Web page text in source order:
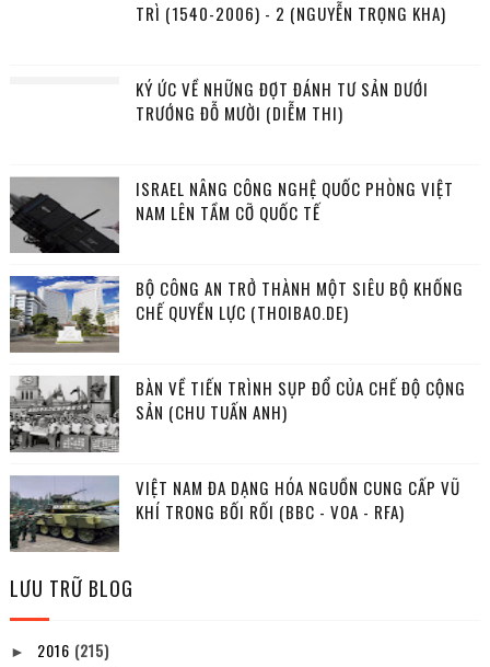
TRÌ (1540-2006) - 2 (NGUYỄN TRỌNG KHA)
KÝ ỨC VỀ NHỮNG ĐỢT ĐÁNH TƯ SẢN DƯỚI
TRƯỚNG ĐỖ MƯỜI (DIỄM THI)
ISRAEL NÂNG CÔNG NGHỆ QUỐC PHÒNG VIỆT
NAM LÊN TẦM CỠ QUỐC TẾ
BỘ CÔNG AN TRỞ THÀNH MỘT SIÊU BỘ KHỐNG
CHẾ QUYỀN LỰC (THOIBAO.DE)
BÀN VỀ TIẾN TRÌNH SỤP ĐỔ CỦA CHẾ ĐỘ CỘNG
SẢN (CHU TUẤN ANH)
VIỆT NAM ĐA DẠNG HÓA NGUỒN CUNG CẤP VŨ
KHÍ TRONG BỐI RỐI (BBC - VOA - RFA)
LƯU TRỮ BLOG
► 2016 (215)